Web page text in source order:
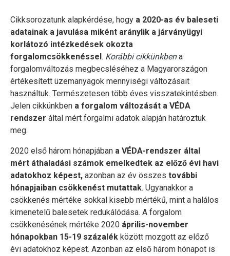
Cikksorozatunk alapkérdése, hogy a 2020-as év baleseti
adatainak a javulása miként aránylik a járványügyi
korlátozó intézkedések okozta
forgalomcsökkenéssel. Korábbi cikkünkbena
forgalomváltozás megbecsléséhez a Magyarországon
értékesített üzemanyagok mennyiségi változásait
használtuk. Természetesen több éves visszatekintésben.
Jelen cikkünkben a forgalom változását a VÉDA
rendszer által mért forgalmi adatok alapján határoztuk
meg.
2020 első három hónapjában a VÉDA-rendszer által
mért áthaladási számok emelkedtek az előző évi havi
adatokhoz képest, azonban az év összes további
hónapjaiban csökkenést mutattak. Ugyanakkor a
csökkenés mértéke sokkal kisebb mértékű, mint a halálos
kimenetelű balesetek redukálódása. A forgalom
csökkenésének mértéke 2020 április-november
hónapokban 15-19 százalék között mozgott az előző
évi adatokhoz képest. Azonban az első három hónapot is